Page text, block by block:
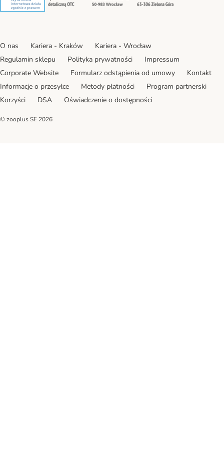
O nas Kariera - Kraków
Kariera - Wrocław
Regulamin sklepu
Polityka prywatności
Impressum
Corporate Website
Formularz odstąpienia od umowy
Kontakt
Informacje o przesyłce
Metody płatności
Program partnerski
Korzyści
DSA Oświadczenie o dostępności
© zooplus SE 2026